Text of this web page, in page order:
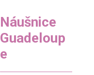
Náušnice
Guadeloup
e